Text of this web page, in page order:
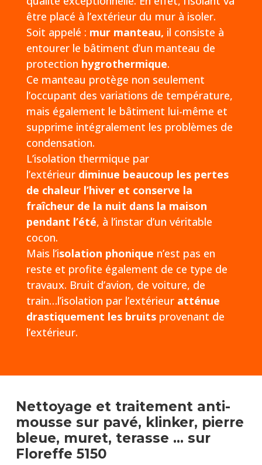
être placé à l’extérieur du mur à isoler.
Soit appelé : mur manteau, il consiste à
entourer le bâtiment d’un manteau de
protection hygrothermique.
Ce manteau protège non seulement
l’occupant des variations de température,
mais également le bâtiment lui-même et
supprime intégralement les problèmes de
condensation.
L’isolation thermique par
l’extérieur diminue beaucoup les pertes
de chaleur l’hiver et conserve la
fraîcheur de la nuit dans la maison
pendant l’été, à l’instar d’un véritable
cocon.
Mais l’isolation phonique n’est pas en
reste et profite également de ce type de
travaux. Bruit d’avion, de voiture, de
train…l’isolation par l’extérieur atténue
drastiquement les bruits provenant de
l’extérieur.
Nettoyage et traitement anti-
mousse sur pavé, klinker, pierre
bleue, muret, terasse …​ sur
Floreffe 5150